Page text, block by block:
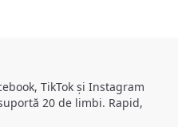
TikTok și Instagram
20 de limbi. Rapid,